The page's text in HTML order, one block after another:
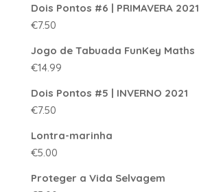
Dois Pontos #6 | PRIMAVERA 2021
€7.50
Jogo de Tabuada FunKey Maths
€14.99
Dois Pontos #5 | INVERNO 2021
€7.50
Lontra-marinha
€5.00
Proteger a Vida Selvagem